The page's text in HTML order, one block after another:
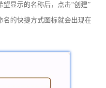
显示的名称后，点击“创建”
的快捷方式图标就会出现在